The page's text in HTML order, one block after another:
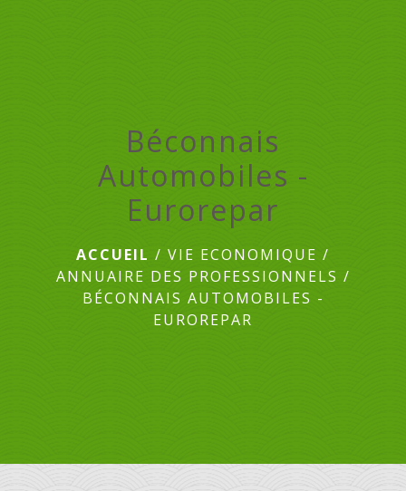
Béconnais
Automobiles -
Eurorepar
ACCUEIL / VIE ECONOMIQUE /
ANNUAIRE DES PROFESSIONNELS /
BÉCONNAIS AUTOMOBILES -
EUROREPAR